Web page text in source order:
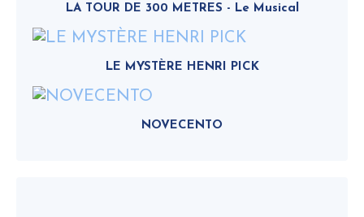
LA TOUR DE 300 METRES - Le Musical
LE MYSTÈRE HENRI PICK
NOVECENTO